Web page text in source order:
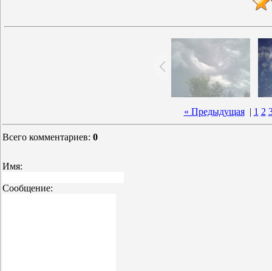
« Предыдущая| 1 2
Всего комментариев: 0
Имя:
Сообщение: